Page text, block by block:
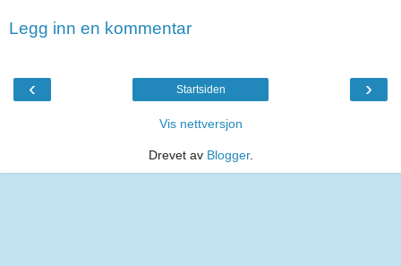
Legg inn en kommentar
‹ ›
Startsiden
Vis nettversjon
Drevet av Blogger.